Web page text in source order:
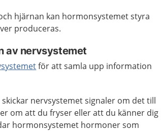
hjärnan kan hormonsystemet styra
produceras.
av nervsystemet
för att samla upp information
nervsystemet signaler om det till
om att du fryser eller att du känner dig
hormonsystemet hormoner som